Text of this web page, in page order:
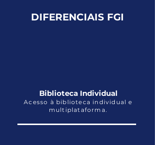
DIFERENCIAIS FGI
Biblioteca Individual
Acesso à biblioteca individual e
multiplataforma.